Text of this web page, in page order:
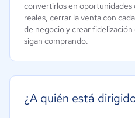
convertirlos en oportunidades
reales, cerrar la venta con
de negocio y crear
sigan comprando.
¿A quién está